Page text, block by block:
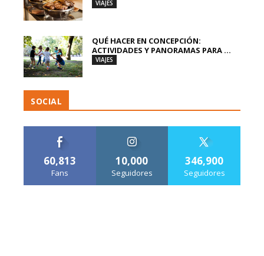
VIAJES
QUÉ HACER EN CONCEPCIÓN:
ACTIVIDADES Y PANORAMAS PARA ...
VIAJES
SOCIAL
60,813
Fans
10,000
Seguidores
346,900
Seguidores